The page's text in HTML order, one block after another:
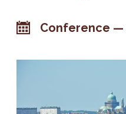
Conference